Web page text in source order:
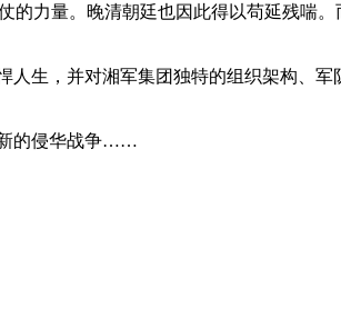
力量。晚清朝廷也因此得以苟延残喘
生，并对湘军集团独特的组织架构、
新的侵华战争……